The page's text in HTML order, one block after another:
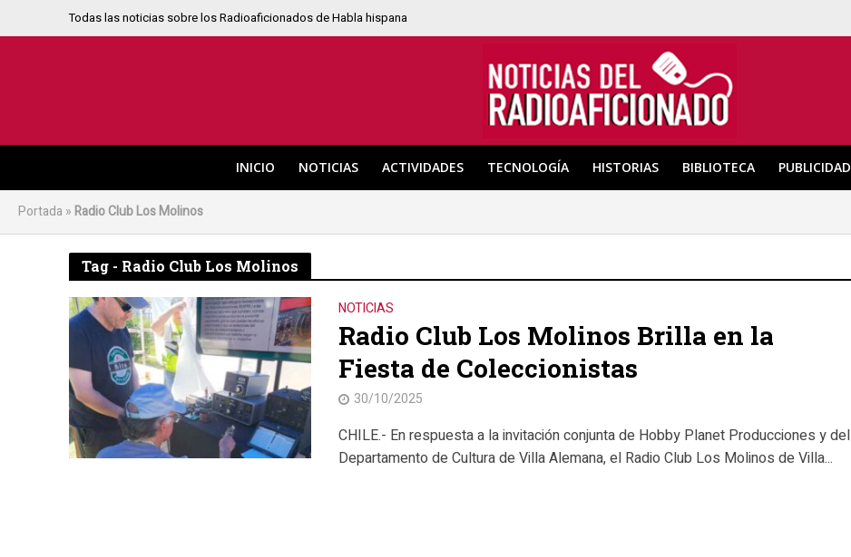
Todas las noticias sobre los Radioaficionados de Habla hispana
INICIO NOTICIAS ACTIVIDADES TECNOLOGÍA HISTORIAS BIBLIOTECA PUBLICIDAD
Portada » Radio Club Los Molinos
Tag - Radio Club Los Molinos
NOTICIAS
Radio Club Los Molinos Brilla en la
Fiesta de Coleccionistas
30/10/2025
CHILE.- En respuesta a la invitación conjunta de Hobby Planet Producciones y del
Departamento de Cultura de Villa Alemana, el Radio Club Los Molinos de Villa...